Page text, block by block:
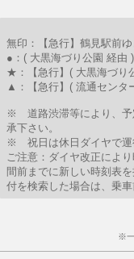
無印：【急行】鶴見駅前ゆ
●：( 大黒海づり公園 経由
★：【急行】( 大黒海づり
▲：【急行】( 流通センタ
※ 道路渋滞等により、予
承下さい。
※ 祝日は休日ダイヤで運
ご注意：ダイヤ改正によ
間前までに新しい時刻表
付を検索した場合は、乗
※一